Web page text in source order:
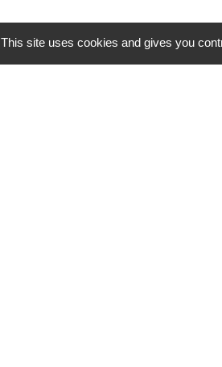
This site uses cookies and gives you